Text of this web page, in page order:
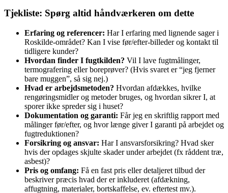
Tjekliste: Spørg altid håndværkeren om dette
Erfaring og referencer: Har I erfaring med lignende sager i
Roskilde-området? Kan I vise før/efter-billeder og kontakt til
tidligere kunder?
Hvordan finder I fugtkilden? Vil I lave fugtmålinger,
termografering eller boreprøver? (Hvis svaret er “jeg fjerner
bare muggen”, så sig nej.)
Hvad er arbejdsmetoden? Hvordan afdækkes, hvilke
rengøringsmidler og metoder bruges, og hvordan sikrer I, at
sporer ikke spreder sig i huset?
Dokumentation og garanti: Får jeg en skriftlig rapport med
målinger før/efter, og hvor længe giver I garanti på arbejdet og
fugtreduktionen?
Forsikring og ansvar: Har I ansvarsforsikring? Hvad sker
hvis der opdages skjulte skader under arbejdet (fx råddent træ,
asbest)?
Pris og omfang: Få en fast pris eller detaljeret tilbud der
beskriver præcis hvad der er inkluderet (afdækning,
affugtning, materialer, bortskaffelse, ev. eftertest mv.).